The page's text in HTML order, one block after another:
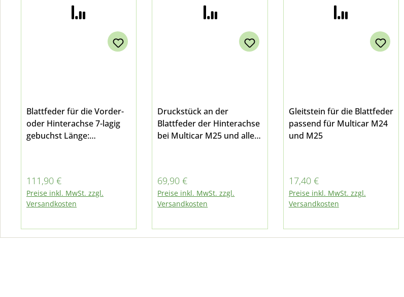
Blattfeder für die Vorder-
oder Hinterachse 7-lagig
gebuchst Länge:
Multicar M24 oder M25 Da
es sich um Komponenten
des Fahrwerkes handelt,
aufgrund der
Regulärer Preis:
111,90 €
Preise inkl. MwSt. zzgl.
Versandkosten
Druckstück an der
Blattfeder der Hinterachse
bei Multicar M25 und allen
Regulärer Preis:
69,90 €
Preise inkl. MwSt. zzgl.
Versandkosten
Gleitstein für die Blattfeder
passend für Multicar M24
und M25
Regulärer Preis:
17,40 €
Preise inkl. MwSt. zzgl.
Versandkosten